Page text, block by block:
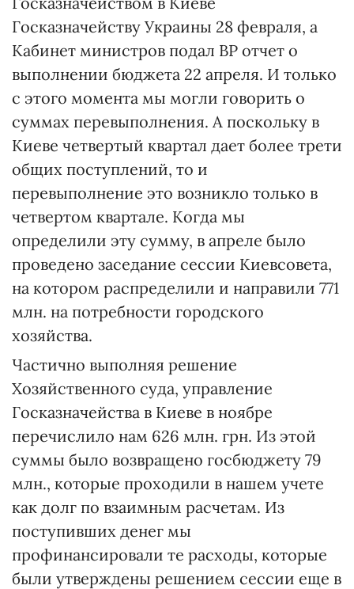
Госказначейству Украины 28 февраля, а
Кабинет министров подал ВР отчет о
выполнении бюджета 22 апреля. И только
с этого момента мы могли говорить о
суммах перевыполнения. А поскольку в
Киеве четвертый квартал дает более трети
общих поступлений, то и
перевыполнение это возникло только в
четвертом квартале. Когда мы
определили эту сумму, в апреле было
проведено заседание сессии Киевсовета,
на котором распределили и направили 771
млн. на потребности городского
хозяйства.
Частично выполняя решение
Хозяйственного суда, управление
Госказначейства в Киеве в ноябре
перечислило нам 626 млн. грн. Из этой
суммы было возвращено госбюджету 79
млн., которые проходили в нашем учете
как долг по взаимным расчетам. Из
поступивших денег мы
профинансировали те расходы, которые
были утверждены решением сессии еще в